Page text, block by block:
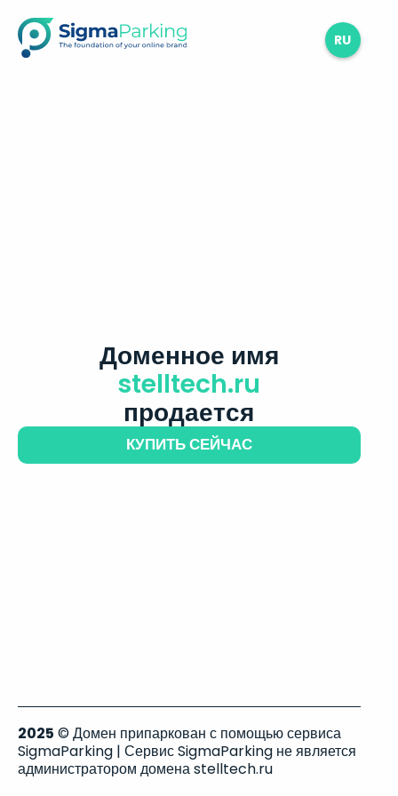
RU
Доменное имя
stelltech.ru
продается
КУПИТЬ СЕЙЧАС
2025 © Домен припаркован с помощью сервиса
SigmaParking | Сервис SigmaParking не является
администратором домена stelltech.ru